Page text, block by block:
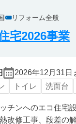
リフォーム全般
宅2026事業
2026年12月31日
トイレ 洗面台
チンへのエコ住宅
改修工事、段差の